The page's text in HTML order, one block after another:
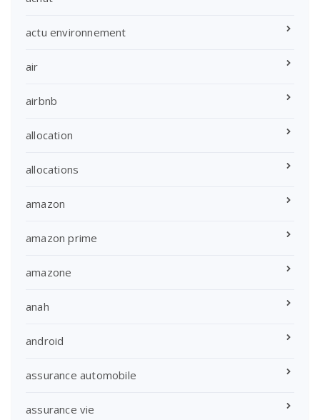
actu environnement
air
airbnb
allocation
allocations
amazon
amazon prime
amazone
anah
android
assurance automobile
assurance vie